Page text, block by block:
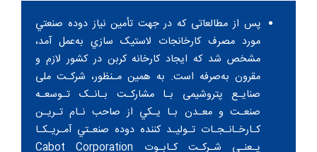
پس از مطالعاتی كه در جهت تأمين نياز دوده صنعتي
مورد مصرف كارخانجات لاستيک سازي به‌عمل آمد،
مشخص شد که ايجاد كارخانه كربن در كشور لازم و
مقرون به‌صرفه است. به همين مـنظور، شركـت ملی
صنايـع پتروشيمی بـا مشاركـت بـانـک تـوسعـه
صنعـت و معـدن بـا يـكي از صاحب نـام تـريـن
كـارخـانـجـات تـوليـد كننده دوده صنعـتي آمـريـكـا
يـعنـي شـركـت كـابـوت Cabot Corporation